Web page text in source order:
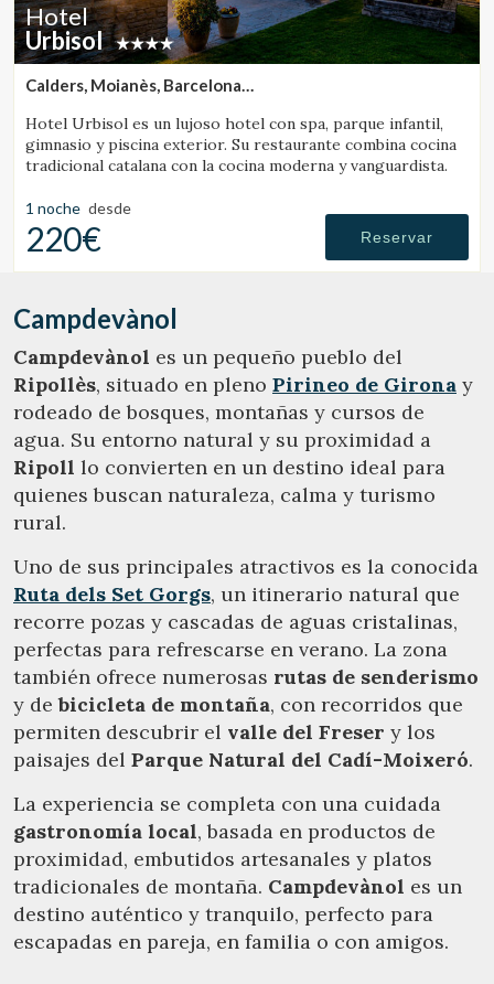
Gestionar mi reserva
Verificar localizador
Hotel
Urbisol
Calders, Moianès, Barcelona
Hotel Urbisol es un lujoso hotel con spa, parque infantil,
gimnasio y piscina exterior. Su restaurante combina cocina
tradicional catalana con la cocina moderna y vanguardista.
1 noche desde
220€ Reservar
Campdevànol
Campdevànol es un pequeño pueblo del
Ripollès, situado en pleno Pirineo de Girona y
rodeado de bosques, montañas y cursos de
agua. Su entorno natural y su proximidad a
Ripoll lo convierten en un destino ideal para
quienes buscan naturaleza, calma y turismo
rural.
Uno de sus principales atractivos es la conocida
Ruta dels Set Gorgs, un itinerario natural que
recorre pozas y cascadas de aguas cristalinas,
perfectas para refrescarse en verano. La zona
también ofrece numerosas rutas de senderismo
y debicicleta de montaña, con recorridos que
permiten descubrir el valle del Freser y los
paisajes del Parque Natural del Cadí-Moixeró.
La experiencia se completa con una cuidada
gastronomía local, basada en productos de
proximidad, embutidos artesanales y platos
tradicionales de montaña. Campdevànol es un
destino auténtico y tranquilo, perfecto para
escapadas en pareja, en familia o con amigos.